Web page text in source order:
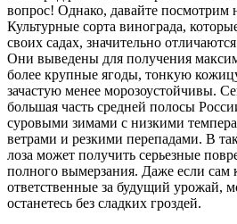
вопрос! Однако, давайте посмотрим
Культурные сорта винограда,
своих садах, значительно
Они выведены для получения
более крупные ягоды, тонкую
зачастую менее морозоустойчивы.
большая часть средней полосы
суровыми зимами с низкими
ветрами и резкими перепадами. В
лоза может получить серьезные
полного вымерзания. Даже если сам
ответственные за будущий урожай,
останетесь без сладких гроздей.